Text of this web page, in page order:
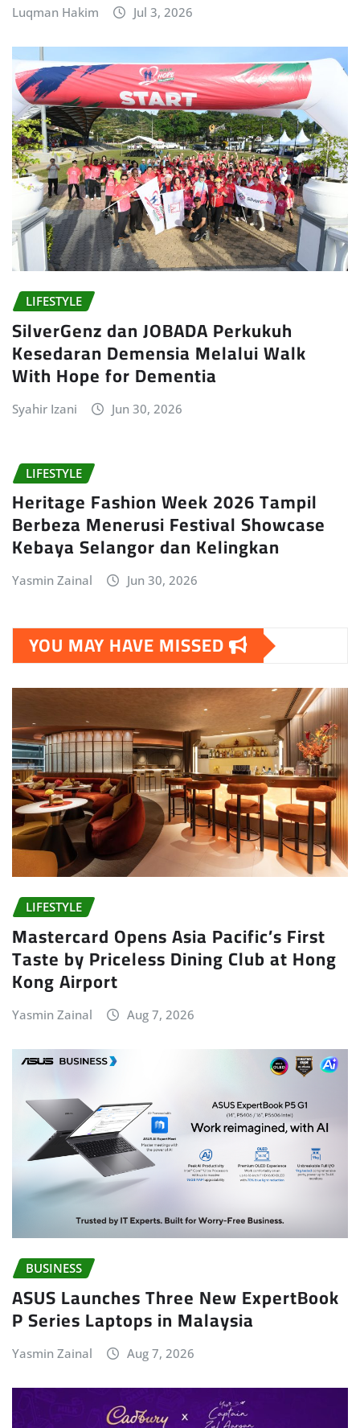
Luqman Hakim Jul 3, 2026
LIFESTYLE
SilverGenz dan JOBADA Perkukuh
Kesedaran Demensia Melalui Walk
With Hope for Dementia
Syahir Izani Jun 30, 2026
LIFESTYLE
Heritage Fashion Week 2026 Tampil
Berbeza Menerusi Festival Showcase
Kebaya Selangor dan Kelingkan
Yasmin Zainal Jun 30, 2026
YOU MAY HAVE MISSED
LIFESTYLE
Mastercard Opens Asia Pacific’s First
Taste by Priceless Dining Club at Hong
Kong Airport
Yasmin Zainal Aug 7, 2026
BUSINESS
ASUS Launches Three New ExpertBook
P Series Laptops in Malaysia
Yasmin Zainal Aug 7, 2026